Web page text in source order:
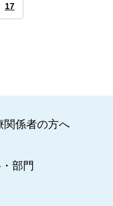
17
関係者の方へ
部門